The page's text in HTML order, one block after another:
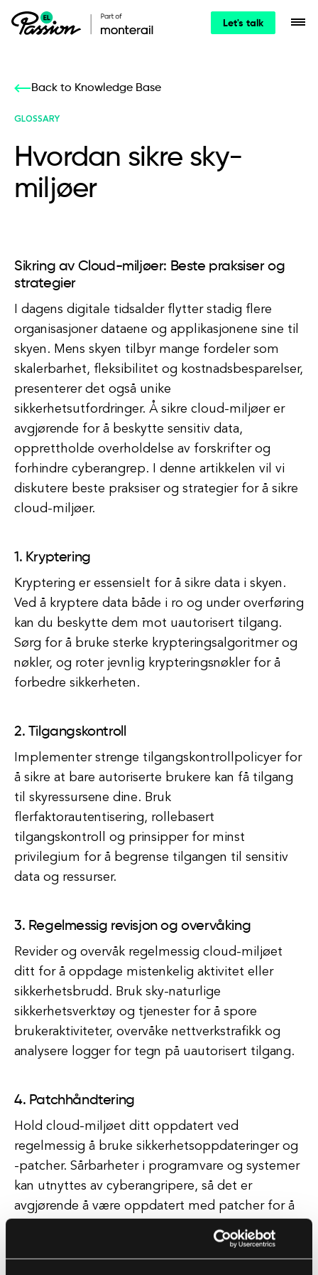
Let's talk
Back to Knowledge Base
GLOSSARY
Hvordan sikre sky-
miljøer
Sikring av Cloud-miljøer: Beste praksiser og
strategier
I dagens digitale tidsalder flytter stadig flere
organisasjoner dataene og applikasjonene sine til
skyen. Mens skyen tilbyr mange fordeler som
skalerbarhet, fleksibilitet og kostnadsbesparelser,
presenterer det også unike
sikkerhetsutfordringer. Å sikre cloud-miljøer er
avgjørende for å beskytte sensitiv data,
opprettholde overholdelse av forskrifter og
forhindre cyberangrep. I denne artikkelen vil vi
diskutere beste praksiser og strategier for å sikre
cloud-miljøer.
1. Kryptering
Kryptering er essensielt for å sikre data i skyen.
Ved å kryptere data både i ro og under overføring
kan du beskytte dem mot uautorisert tilgang.
Sørg for å bruke sterke krypteringsalgoritmer og
nøkler, og roter jevnlig krypteringsnøkler for å
forbedre sikkerheten.
2. Tilgangskontroll
Implementer strenge tilgangskontrollpolicyer for
å sikre at bare autoriserte brukere kan få tilgang
til skyressursene dine. Bruk
flerfaktorautentisering, rollebasert
tilgangskontroll og prinsipper for minst
privilegium for å begrense tilgangen til sensitiv
data og ressurser.
3. Regelmessig revisjon og overvåking
Revider og overvåk regelmessig cloud-miljøet
ditt for å oppdage mistenkelig aktivitet eller
sikkerhetsbrudd. Bruk sky-naturlige
sikkerhetsverktøy og tjenester for å spore
brukeraktiviteter, overvåke nettverkstrafikk og
analysere logger for tegn på uautorisert tilgang.
4. Patchhåndtering
Hold cloud-miljøet ditt oppdatert ved
regelmessig å bruke sikkerhetsoppdateringer og
-patcher. Sårbarheter i programvare og systemer
kan utnyttes av cyberangripere, så det er
avgjørende å være oppdatert med patcher for å